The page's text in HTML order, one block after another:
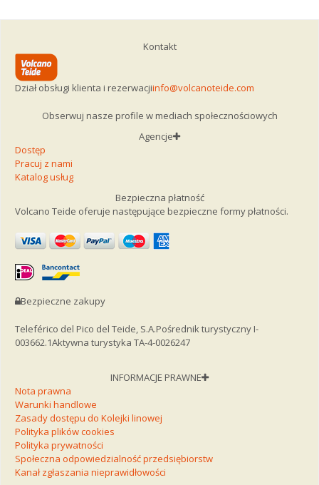
Kontakt
Dział obsługi klienta i rezerwacjiinfo@volcanoteide.com
Obserwuj nasze profile w mediach społecznościowych
Agencje
Dostęp
Pracuj z nami
Katalog usług
Bezpieczna płatność
Volcano Teide oferuje następujące bezpieczne formy płatności.
Bezpieczne zakupy
Teleférico del Pico del Teide, S.A.Pośrednik turystyczny I-
003662.1Aktywna turystyka TA-4-0026247
INFORMACJE PRAWNE
Nota prawna
Warunki handlowe
Zasady dostępu do Kolejki linowej
Polityka plików cookies
Polityka prywatności
Społeczna odpowiedzialność przedsiębiorstw
Kanał zgłaszania nieprawidłowości